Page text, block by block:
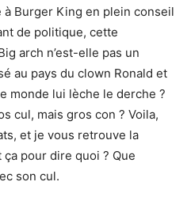
Burger King en plein conseil
de politique, cette
arch n’est-elle pas un
au pays du clown Ronald et
monde lui lèche le derche ?
cul, mais gros con ? Voila,
et je vous retrouve la
pour dire quoi ? Que
son cul.